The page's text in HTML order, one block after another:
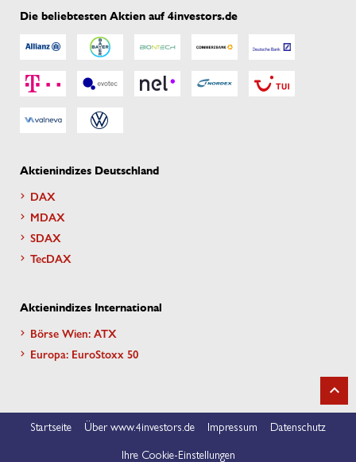
Die beliebtesten Aktien auf 4investors.de
Aktienindizes Deutschland
DAX
MDAX
SDAX
TecDAX
Aktienindizes International
Börse Wien: ATX
Europa: EuroStoxx 50
Startseite Über www.4investors.de Impressum
Datenschutz
Ihre Cookie-Einstellungen